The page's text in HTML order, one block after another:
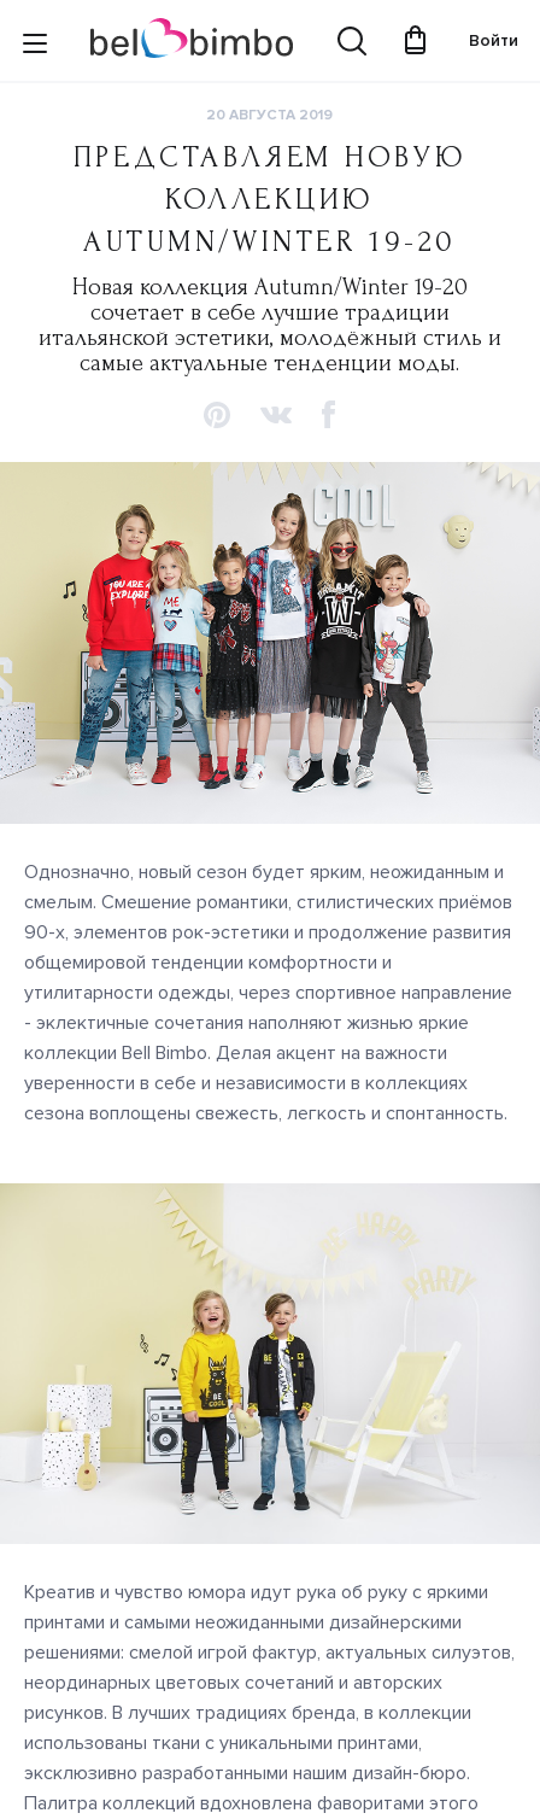
Войти
20 АВГУСТА 2019
ПРЕДСТАВЛЯЕМ НОВУЮ
КОЛЛЕКЦИЮ
AUTUMN/WINTER 19-20
Новая коллекция Autumn/Winter 19-20
сочетает в себе лучшие традиции
итальянской эстетики, молодёжный стиль и
самые актуальные тенденции моды.
Однозначно, новый сезон будет ярким, неожиданным и
смелым. Смешение романтики, стилистических приёмов
90-х, элементов рок-эстетики и продолжение развития
общемировой тенденции комфортности и
утилитарности одежды, через спортивное направление
- эклектичные сочетания наполняют жизнью яркие
коллекции Bell Bimbo. Делая акцент на важности
уверенности в себе и независимости в коллекциях
сезона воплощены свежесть, легкость и спонтанность.
Креатив и чувство юмора идут рука об руку с яркими
принтами и самыми неожиданными дизайнерскими
решениями: смелой игрой фактур, актуальных силуэтов,
неординарных цветовых сочетаний и авторских
рисунков. В лучших традициях бренда, в коллекции
использованы ткани с уникальными принтами,
эксклюзивно разработанными нашим дизайн-бюро.
Палитра коллекций вдохновлена фаворитами этого